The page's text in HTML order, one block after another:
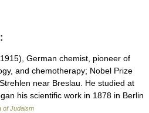
German chemist, pioneer of
and chemotherapy; Nobel Prize
near Breslau. He studied at
his scientific work in 1878 in Berlin
of Judaism